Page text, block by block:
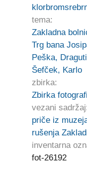
tema:
Zakladna
Trg bana
Peška,
Šefček, Karlo
zbirka:
Zbirka
vezani sadržaj:
priče iz
rušenja
inventarna
fot-26192